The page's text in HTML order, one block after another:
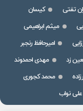
تفتی
کیسان
میثم ابراهیمی
امیرحافظ رنجبر
زد
مهدی احمدوند
محمد کجوری
علی نواب